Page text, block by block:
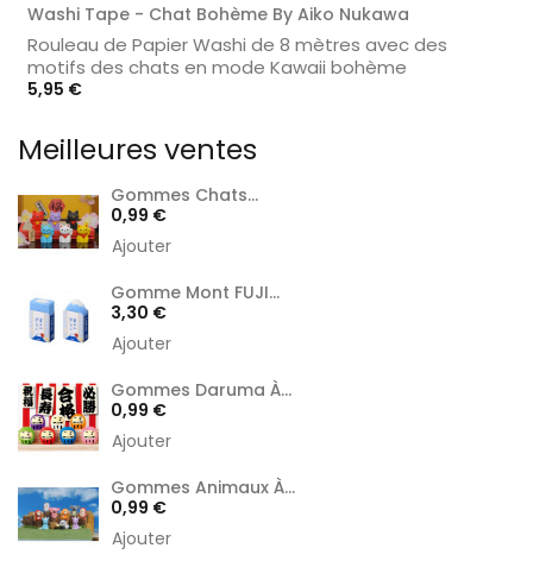
Washi Tape - Chat Bohème By Aiko Nukawa
Rouleau de Papier Washi de 8 mètres avec des
motifs des chats en mode Kawaii bohème
Prix
5,95 €
Meilleures ventes
Gommes Chats...
Prix
0,99 €
Ajouter
Gomme Mont FUJI...
Prix
3,30 €
Ajouter
Gommes Daruma À...
Prix
0,99 €
Ajouter
Gommes Animaux À...
Prix
0,99 €
Ajouter